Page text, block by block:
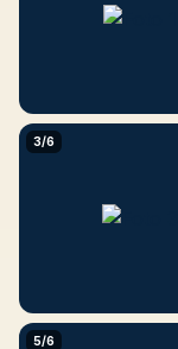
3/6
5/6